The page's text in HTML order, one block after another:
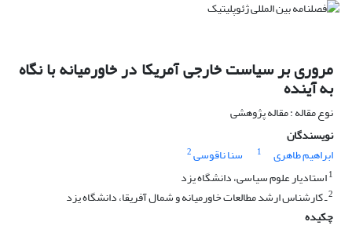
مروری بر سیاست خارجی آمریکا در خاورمیانه با نگاه
به آینده
نوع مقاله : مقاله پژوهشی
نویسندگان
ابراهیم طاهری
1 سنا ناقوسی2
1استادیار علوم سیاسی، دانشگاه یزد
2ـ کارشناس ارشد مطالعات خاورمیانه و شمال آفریقا، دانشگاه یزد
چکیده